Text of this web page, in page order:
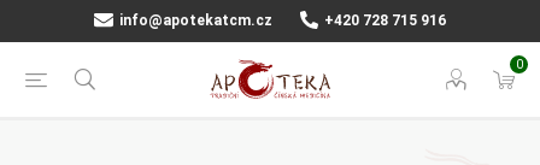
info@apotekatcm.cz +420 728 715 916
0